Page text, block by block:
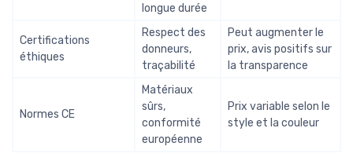
longue durée
Certifications
éthiques
Respect des
donneurs,
traçabilité
Peut augmenter le
prix, avis positifs sur
la transparence
Normes CE
Matériaux
sûrs,
conformité
européenne
Prix variable selon le
style et la couleur